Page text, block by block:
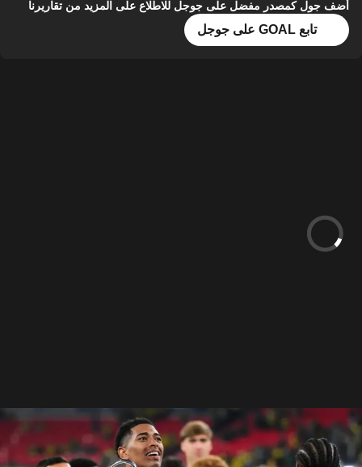
أضف جول كمصدر مفضل على جوجل للاطلاع على المزيد من تقاريرنا
تابع GOAL على جوجل